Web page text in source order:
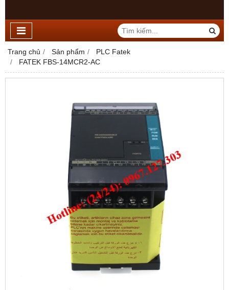
Trang chủ Sản phẩm
PLC Fatek
FATEK FBS-14MCR2-AC